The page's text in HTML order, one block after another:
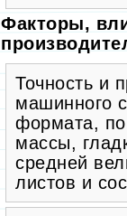
Факторы,
Точность и
машинного
формата,
массы,
средней
листов и